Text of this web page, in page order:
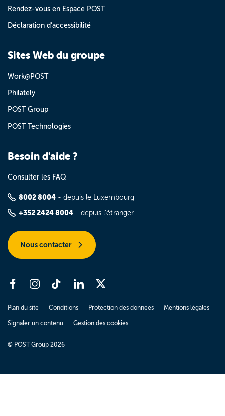
Rendez-vous en Espace POST
Déclaration d’accessibilité
Sites Web du groupe
Work@POST
Philately
POST Group
POST Technologies
Besoin d'aide ?
Consulter les FAQ
8002 8004 - depuis le Luxembourg
+352 2424 8004 - depuis l'étranger
Nous contacter
Plan du site Conditions Protection des données Mentions légales
Signaler un contenu Gestion des cookies
© POST Group 2026